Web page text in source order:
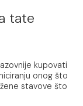
tate
kupovati
onog što
stavove što